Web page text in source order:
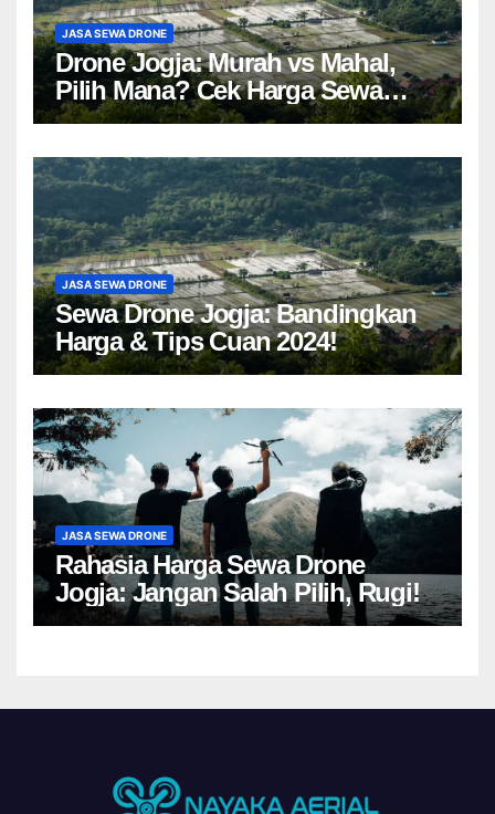
JASA SEWA DRONE
Drone Jogja: Murah vs Mahal,
Pilih Mana? Cek Harga Sewa
Drone Yogyakarta!
JASA SEWA DRONE
Sewa Drone Jogja: Bandingkan
Harga & Tips Cuan 2024!
JASA SEWA DRONE
Rahasia Harga Sewa Drone
Jogja: Jangan Salah Pilih, Rugi!